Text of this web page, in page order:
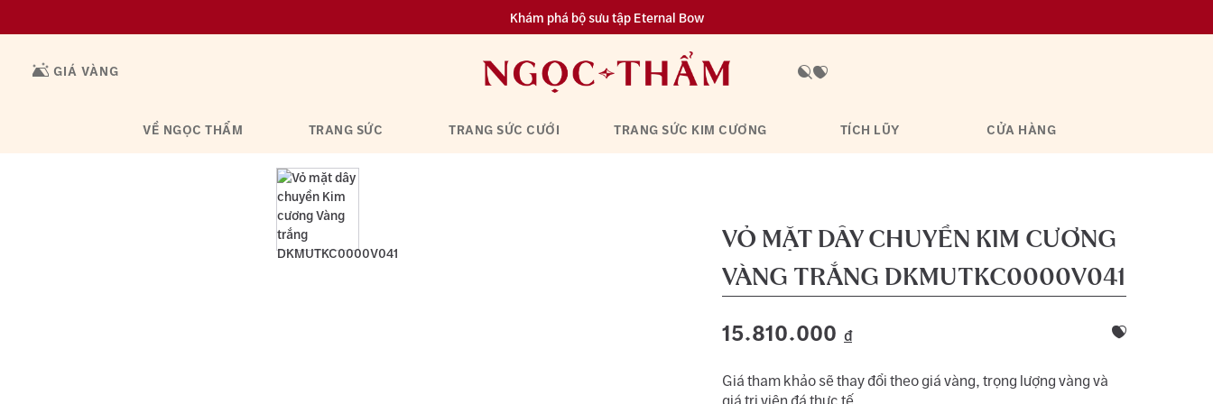
Khám phá bộ sưu tập Eternal Bow
Đa dạng lựa chọn tích luỹ từ 0.1 chỉ vàng 999.9
GIÁ VÀNG
VỀ NGỌC THẨM TRANG SỨC TRANG SỨC CƯỚI TRANG SỨC KIM CƯƠNG TÍCH LŨY CỬA HÀNG
VỎ MẶT DÂY CHUYỀN KIM CƯƠNG
VÀNG TRẮNG DKMUTKC0000V041
15.810.000 đ
Giá tham khảo sẽ thay đổi theo giá vàng, trọng lượng vàng và